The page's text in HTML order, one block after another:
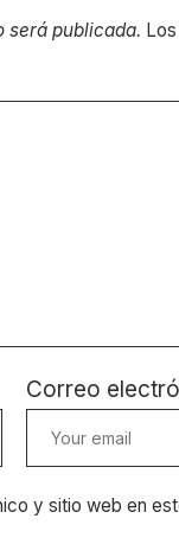
será publicada.
Correo
y sitio web en